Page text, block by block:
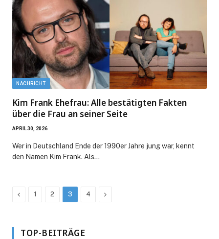
NACHRICHT
Kim Frank Ehefrau: Alle bestätigten Fakten
über die Frau an seiner Seite
APRIL 30, 2026
Wer in Deutschland Ende der 1990er Jahre jung war, kennt
den Namen Kim Frank. Als…
Previous
1 2 3 4 Next
TOP-BEITRÄGE